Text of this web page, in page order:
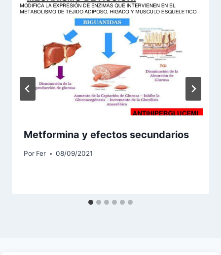
Metformina y efectos secundarios
Por Fer 08/09/2021